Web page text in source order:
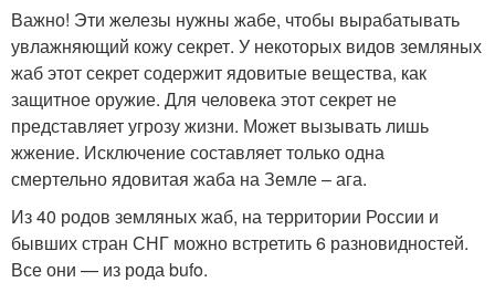
Важно! Эти железы нужны жабе, чтобы вырабатывать
увлажняющий кожу секрет. У некоторых видов земляных
жаб этот секрет содержит ядовитые вещества, как
защитное оружие. Для человека этот секрет не
представляет угрозу жизни. Может вызывать лишь
жжение. Исключение составляет только одна
смертельно ядовитая жаба на Земле – ага.
Из 40 родов земляных жаб, на территории России и
бывших стран СНГ можно встретить 6 разновидностей.
Все они — из рода bufo.